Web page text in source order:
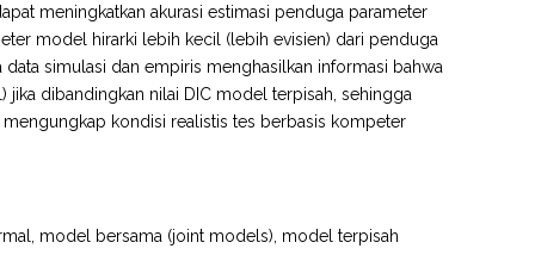
meningkatkan akurasi estimasi penduga parameter
model hirarki lebih kecil (lebih evisien) dari penduga
simulasi dan empiris menghasilkan informasi bahwa
jika dibandingkan nilai DIC model terpisah, sehingga
kondisi realistis tes berbasis kompeter
model bersama (joint models), model terpisah